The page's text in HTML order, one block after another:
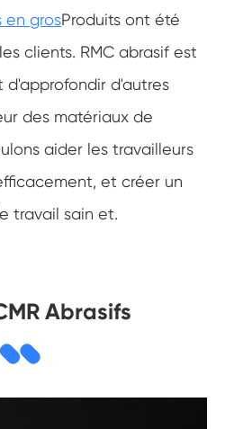
en grosProduits ont été
clients. RMC abrasif est
d'autres
des matériaux de
aider les travailleurs
et créer un
travail sain et.
Abrasifs